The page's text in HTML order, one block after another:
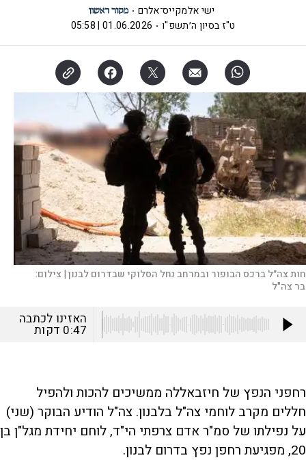
ישי אלמקייס־אלרם
ט"ז בסיון ה׳תשפ"ו
01.06.2026 | 05:58
צה״ל ברכס הבופור ובמרחב נחל הסלוקי שבדרום לבנון | צילום:
צה"ל
האזינו לכתבה
0:47 דקות
רחפני הנפץ של חיזבאללה ממשיכים להכות ולהפיל
חללים מקרב לוחמי צה"ל בלבנון. צה"ל הודיע הבוקר (שני)
על נפילתו של סמ"ר אדם צרפתי הי"ד, לוחם יחידת מגל"ן בן
20, מפגיעת רחפן נפץ בדרום לבנון.